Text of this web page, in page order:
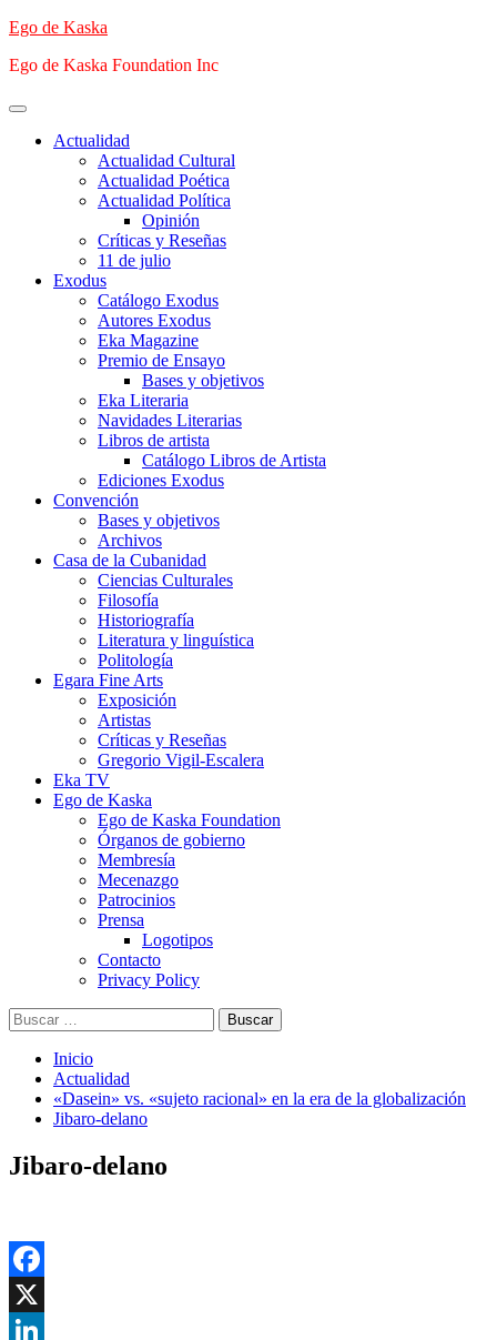
Saltar
contenido
Ego de Kaska
Ego de Kaska Foundation Inc
Menú
principalActualidad
Actualidad Cultural
Actualidad Poética
Actualidad Política
Opinión
Críticas y Reseñas
11 de julio
Exodus
Catálogo Exodus
Autores Exodus
Eka Magazine
Premio de Ensayo
Bases y objetivos
Eka Literaria
Navidades Literarias
Libros de artista
Catálogo Libros de Artista
Ediciones Exodus
Convención
Bases y objetivos
Archivos
Casa de la Cubanidad
Ciencias Culturales
Filosofía
Historiografía
Literatura y linguística
Politología
Egara Fine Arts
Exposición
Artistas
Críticas y Reseñas
Gregorio Vigil-Escalera
Eka TV
Ego de Kaska
Ego de Kaska Foundation
Órganos de gobierno
Membresía
Mecenazgo
Patrocinios
Prensa
Logotipos
Contacto
Privacy Policy
Buscar:
Inicio
Actualidad
«Dasein» vs. «sujeto racional» en la era de la globalización
Jibaro-delano
Jibaro-delano
Facebook
X